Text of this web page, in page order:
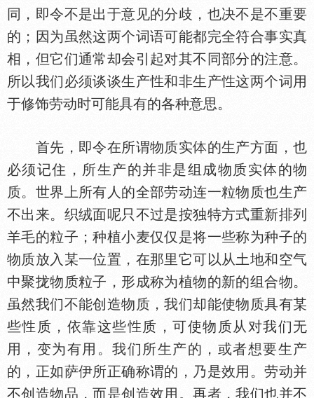
同，即令不是出于意见的分歧，也决不是不重要
的；因为虽然这两个词语可能都完全符合事实真
相，但它们通常却会引起对其不同部分的注意。
所以我们必须谈谈生产
和非生产
这两个词用
于修饰劳动时可能具有的各种意思。
首先，即令在所谓物质实
的生产方面，也
必须记住，所生产的并非是组成物质实
的物
质。世界上所有人的全部劳动连一粒物质也生产
不出来。织绒面呢只不过是按独特方式重新排列
羊毛的粒子；种植小麦仅仅是将一些称为种子的
物质放入某一位置，在那里它可以从土地和空气
中聚拢物质粒子，形成称为植物的新的组合物。
虽然我们不能创造物质，我们却能使物质具有某
些
质，依靠这些
质，可使物质从对我们无
用，变为有用。我们所生产的，或者想要生产
的，正如萨伊所正确称谓的，乃是效用。劳动并
不创造物品，而是创造效用。再者，我们也并不